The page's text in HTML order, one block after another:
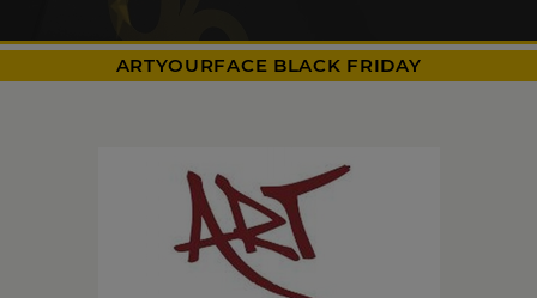
ARTYOURFACE BLACK FRIDAY